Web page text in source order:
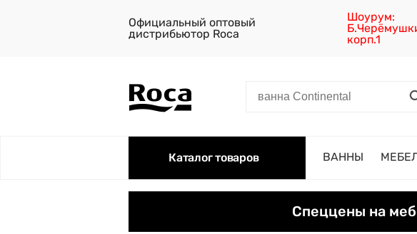
Официальный оптовый
дистрибьютор Roca
Шоурум:
корп.1
Каталог товаров ВАННЫ
Спеццены на